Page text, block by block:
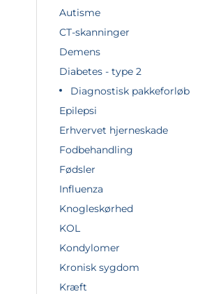
Autisme
CT-skanninger
Demens
Diabetes - type 2
Diagnostisk pakkeforløb
Epilepsi
Erhvervet hjerneskade
Fodbehandling
Fødsler
Influenza
Knogleskørhed
KOL
Kondylomer
Kronisk sygdom
Kræft